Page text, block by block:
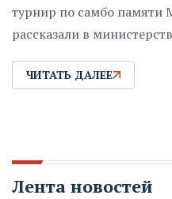
турнир по самбо памяти
рассказали в
ЧИТАТЬ ДАЛЕЕ
Лента новостей